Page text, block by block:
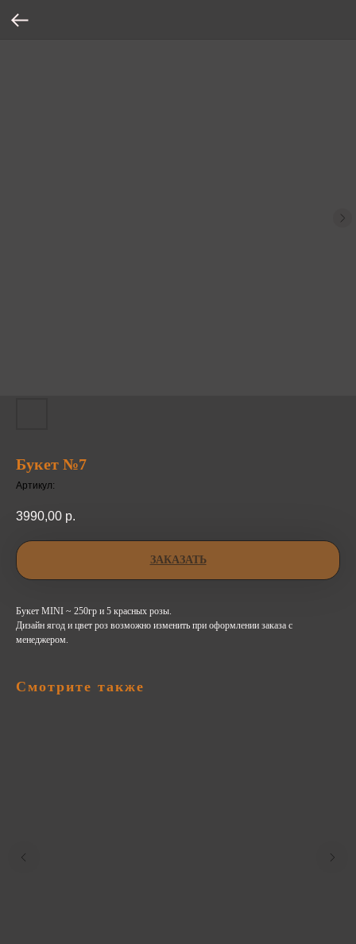
Букет №7
Артикул:
3990,00 р.
ЗАКАЗАТЬ
Букет MINI ~ 250гр и 5 красных розы.
Дизайн ягод и цвет роз возможно изменить при оформлении заказа с
менеджером.
Смотрите также